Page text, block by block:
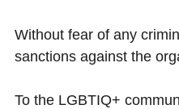
Without fear of any
sanctions against the
To the LGBTIQ+